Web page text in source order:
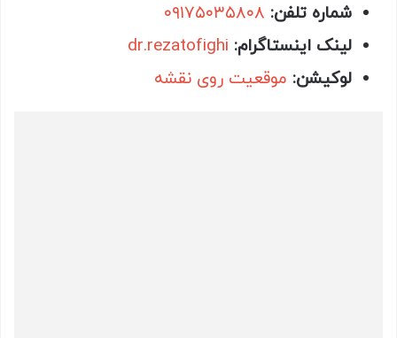
شماره تلفن: ۰۹۱۷۵۰۳۵۸۰۸
لینک اینستاگرام: dr.rezatofighi
لوکیشن: موقعیت روی نقشه